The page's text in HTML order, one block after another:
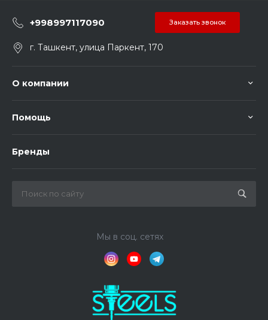
+998997117090 Заказать звонок
г. Ташкент, улица Паркент, 170
О компании
Помощь
Бренды
Мы в соц. сетях